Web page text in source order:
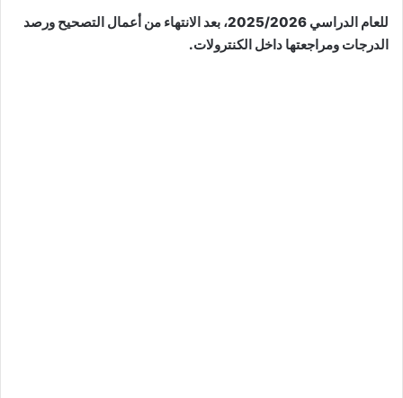
للعام الدراسي 2025/2026، بعد الانتهاء من أعمال التصحيح ورصد
الدرجات ومراجعتها داخل الكنترولات.